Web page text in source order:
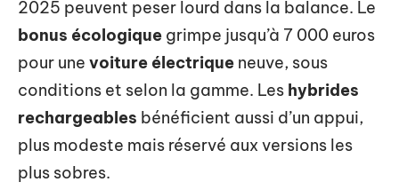
2025 peuvent peser lourd dans la balance. Le
bonus écologique grimpe jusqu’à 7 000 euros
pour une voiture électrique neuve, sous
conditions et selon la gamme. Les hybrides
rechargeables bénéficient aussi d’un appui,
plus modeste mais réservé aux versions les
plus sobres.